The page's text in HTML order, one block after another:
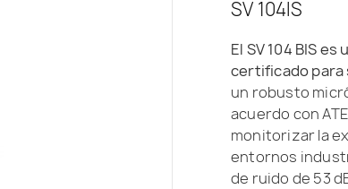
SV 104IS
El SV 104 BIS
certificado para
un robusto
acuerdo con
monitorizar la
entornos
de ruido de 53